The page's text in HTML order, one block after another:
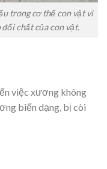
trong cơ thể con vật vì
chất của con vật.
việc xương không
biến dạng, bị còi